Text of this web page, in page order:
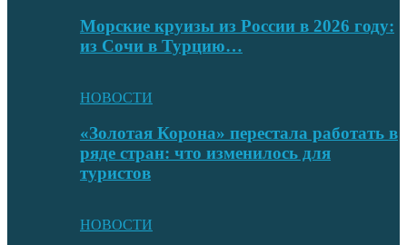
Морские круизы из России в 2026 году:
из Сочи в Турцию…
НОВОСТИ
«Золотая Корона» перестала работать в
ряде стран: что изменилось для
туристов
НОВОСТИ